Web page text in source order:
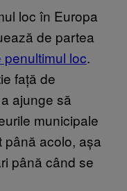
loc în Europa
de partea
penultimul loc.
față de
ajunge să
municipale
până acolo, așa
până când se